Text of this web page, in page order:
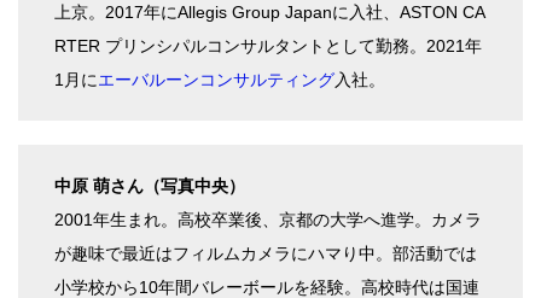
上京。2017年にAllegis Group Japanに入社、ASTON CA
RTER プリンシパルコンサルタントとして勤務。2021年
1月にエーバルーンコンサルティング入社。
中原 萌さん（写真中央）
2001年生まれ。高校卒業後、京都の大学へ進学。カメラ
が趣味で最近はフィルムカメラにハマり中。部活動では
小学校から10年間バレーボールを経験。高校時代は国連